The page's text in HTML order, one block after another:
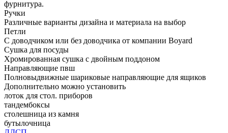
фурнитура.
Ручки
Различные варианты дизайна и материала на выбор
Петли
С доводчиком или без доводчика от компании Boyard
Сушка для посуды
Хромированная сушка с двойным поддоном
Направляющие пвш
Полновыдвижные шариковые направляющие для ящиков
Дополнительно можно установить
лоток для стол. приборов
тандембоксы
столешница из камня
бутылочница